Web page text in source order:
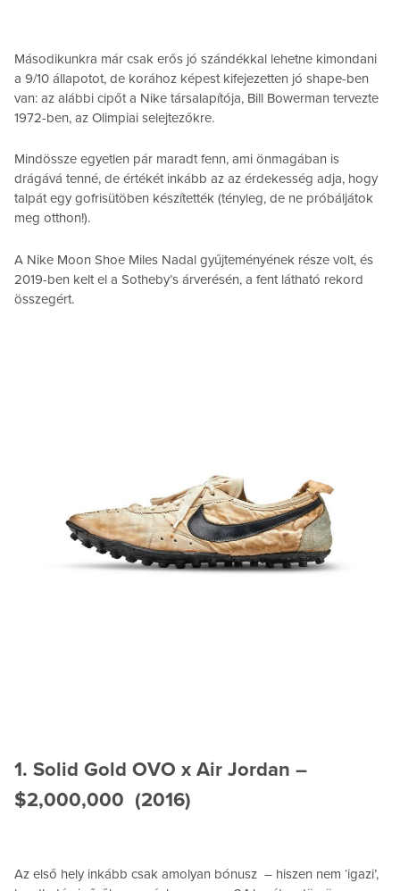
Másodikunkra már csak erős jó szándékkal lehetne kimondani
a 9/10 állapotot, de korához képest kifejezetten jó shape-ben
van: az alábbi cipőt a Nike társalapítója, Bill Bowerman tervezte
1972-ben, az Olimpiai selejtezőkre.
Mindössze egyetlen pár maradt fenn, ami önmagában is
drágává tenné, de értékét inkább az az érdekesség adja, hogy
talpát egy gofrisütöben készítették (tényleg, de ne próbáljátok
meg otthon!).
A Nike Moon Shoe Miles Nadal gyűjteményének része volt, és
2019-ben kelt el a Sotheby’s árverésén, a fent látható rekord
összegért.
1. Solid Gold OVO x Air Jordan –
$2,000,000 (2016)
Az első hely inkább csak amolyan bónusz – hiszen nem ‘igazi’,